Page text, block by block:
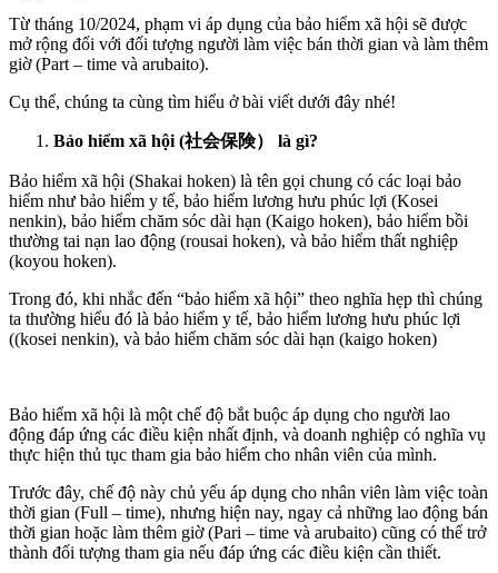
Từ tháng 10/2024, phạm vi áp dụng của bảo hiểm xã hội sẽ được
mở rộng đối với đối tượng người làm việc bán thời gian và làm thêm
giờ (Part – time và arubaito).
Cụ thể, chúng ta cùng tìm hiểu ở bài viết dưới đây nhé!
Bảo hiểm xã hội (社会保険） là gì?
Bảo hiểm xã hội (Shakai hoken) là tên gọi chung có các loại bảo
hiểm như bảo hiểm y tế, bảo hiểm lương hưu phúc lợi (Kosei
nenkin), bảo hiểm chăm sóc dài hạn (Kaigo hoken), bảo hiểm bồi
thường tai nạn lao động (rousai hoken), và bảo hiểm thất nghiệp
(koyou hoken).
Trong đó, khi nhắc đến “bảo hiểm xã hội” theo nghĩa hẹp thì chúng
ta thường hiểu đó là bảo hiểm y tế, bảo hiểm lương hưu phúc lợi
((kosei nenkin), và bảo hiểm chăm sóc dài hạn (kaigo hoken)
Bảo hiểm xã hội là một chế độ bắt buộc áp dụng cho người lao
động đáp ứng các điều kiện nhất định, và doanh nghiệp có nghĩa vụ
thực hiện thủ tục tham gia bảo hiểm cho nhân viên của mình.
Trước đây, chế độ này chủ yếu áp dụng cho nhân viên làm việc toàn
thời gian (Full – time), nhưng hiện nay, ngay cả những lao động bán
thời gian hoặc làm thêm giờ (Pari – time và arubaito) cũng có thể trở
thành đối tượng tham gia nếu đáp ứng các điều kiện cần thiết.